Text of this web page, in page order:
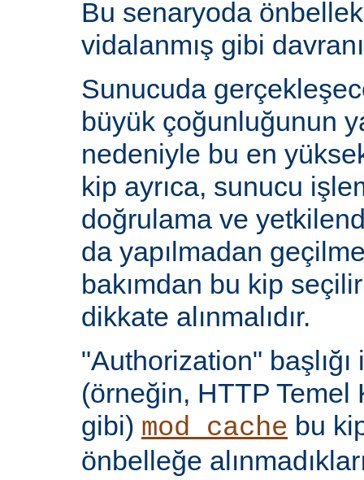
Bu senaryoda
vidalanmış gibi
Sunucuda
büyük çoğunluğunun
nedeniyle bu en
kip ayrıca, sunucu
doğrulama ve
da yapılmadan
bakımdan bu kip
dikkate alınmalıdır.
"Authorization"
(örneğin, HTTP Temel
gibi) mod_cache bu
önbelleğe